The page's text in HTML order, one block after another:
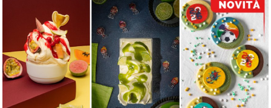
novità
del
comparto
Horeca.